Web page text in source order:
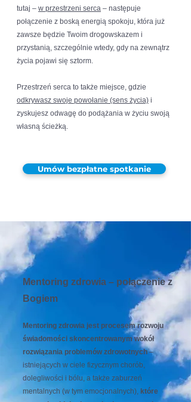
tutaj – w przestrzeni serca – następuje
połączenie z boską energią spokoju, która już
zawsze będzie Twoim drogowskazem i
przystanią, szczególnie wtedy, gdy na zewnątrz
życia pojawi się sztorm.
Przestrzeń serca to także miejsce, gdzie
odkrywasz swoje powołanie (sens życia) i
zyskujesz odwagę do podążania w życiu swoją
własną ścieżką.
Umów bezpłatne spotkanie
Mentoring zdrowia – połączenie z
Bogiem
Mentoring zdrowia jest procesem rozwoju
świadomości skoncentrowanym wokół
rozwiązania problemów zdrowotnych–
istniejących w ciele fizycznym chorób,
dolegliwości i bólu, a także zaburzeń
mentalnych (w tym emocjonalnych), które